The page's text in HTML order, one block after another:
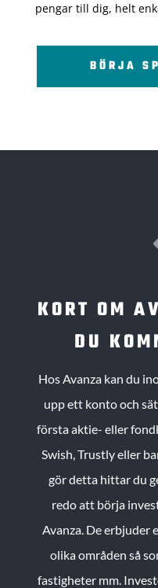
pengar till dig, helt
BÖRJA
KORT OM
DU
Hos Avanza kan du
upp ett konto och
första aktie- eller
Swish, Trustly eller
gör detta hittar du
redo att börja
Avanza. De
olika områden så
fastigheter mm.